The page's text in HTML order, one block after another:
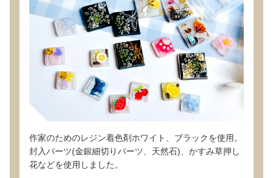
作家のためのレジン着色剤ホワイト、ブラックを使用。
封入パーツ(金銀細切りパーツ、天然石)、かすみ草押し
花などを使用しました。